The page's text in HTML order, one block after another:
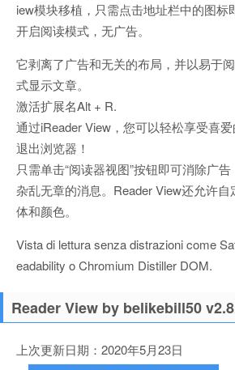
iew模块移植，只需点击地址栏中的图标
开启阅读模式，无广告。
它剥离了广告和无关的布局，并以易于
式显示文章。
激活扩展名Alt + R.
通过iReader View，您可以轻松享受喜
退出浏览器！
只需单击“阅读器视图”按钮即可消除广
杂乱无章的消息。Reader View还允许
体和颜色。
Vista di lettura senza distrazioni come
eadability o Chromium Distiller DOM.
Reader View by belikebill50
上次更新日期：2020年5月23日